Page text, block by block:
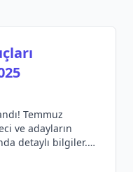
Temmuz
ve adayların
detaylı bilgiler.